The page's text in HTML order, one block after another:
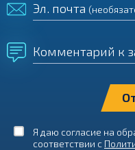
Эл. почта
Комментарий к
Я даю согласие на
соответствии с